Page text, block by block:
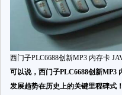
西门子PLC6688创新MP3 内存卡
可以说，西门子PLC6688创新MP3
发展趋势在历史上的关键里程碑式！